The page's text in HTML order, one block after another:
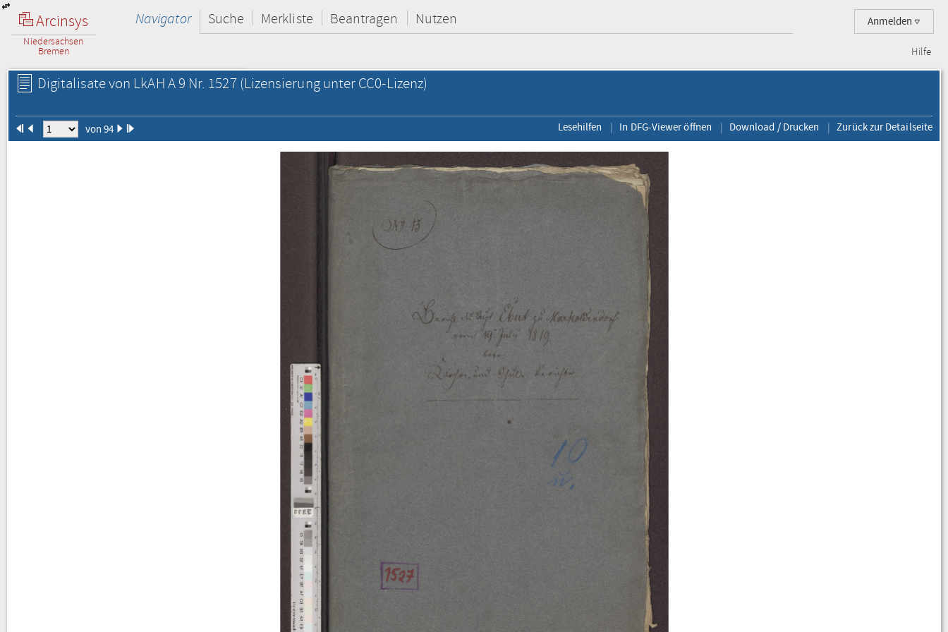
Arcinsys
Niedersachsen
Bremen
Anmelden
Navigator Suche Merkliste Beantragen Nutzen
Hilfe
Digitalisate von LkAH A 9 Nr. 1527(Lizensierung unter CC0-Lizenz)
von 94 Lesehilfen In DFG-Viewer öffnen Download / Drucken Zurück zur Detailseite